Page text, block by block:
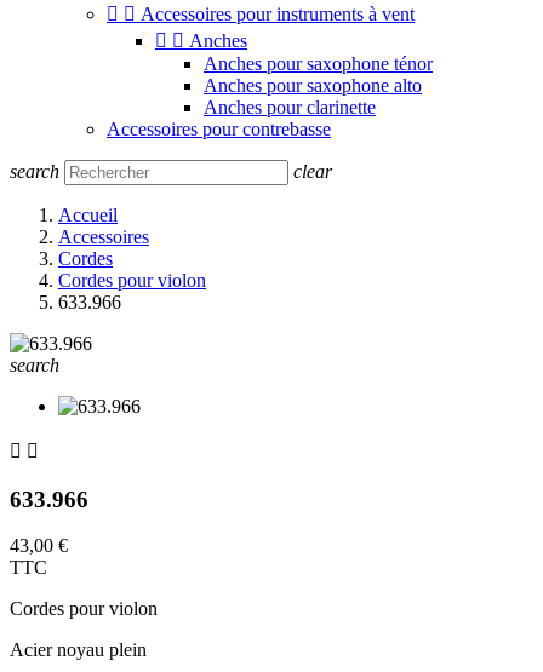
  Accessoires pour instruments à vent
  Anches
Anches pour saxophone ténor
Anches pour saxophone alto
Anches pour clarinette
Accessoires pour contrebasse
search clear
Accueil
Accessoires
Cordes
Cordes pour violon
633.966
search
 
633.966
43,00 €
TTC
Cordes pour violon
Acier noyau plein